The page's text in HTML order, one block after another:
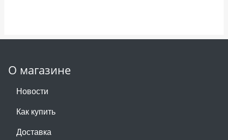
О магазине
Новости
Как купить
Доставка